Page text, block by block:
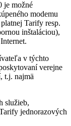
je možné
modemu
Tarify resp.
inštaláciou),
v týchto
verejne
t.j. najmä
služieb,
jednorazových